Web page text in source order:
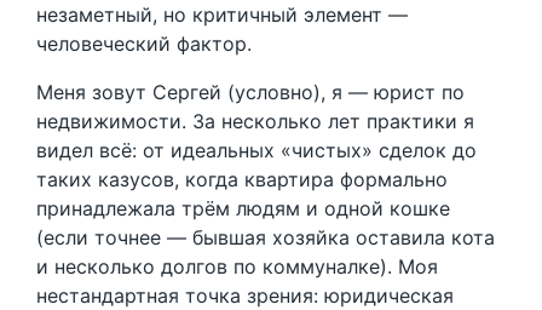
незаметный, но критичный элемент —
человеческий фактор.
Меня зовут Сергей (условно), я — юрист по
недвижимости. За несколько лет практики я
видел всё: от идеальных «чистых» сделок до
таких казусов, когда квартира формально
принадлежала трём людям и одной кошке
(если точнее — бывшая хозяйка оставила кота
и несколько долгов по коммуналке). Моя
нестандартная точка зрения: юридическая